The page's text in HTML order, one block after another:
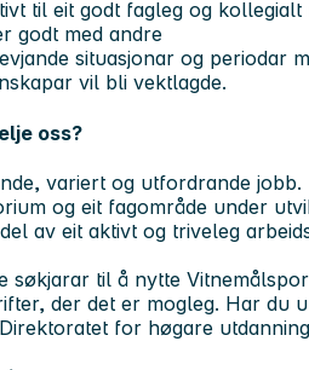
til eit godt fagleg og kollegialt
godt med andre
situasjonar og periodar
vil bli vektlagde.
oss?
variert og utfordrande jobb.
og eit fagområde under
av eit aktivt og triveleg
søkjarar til å nytte
der det er mogleg. Har du
for høgare